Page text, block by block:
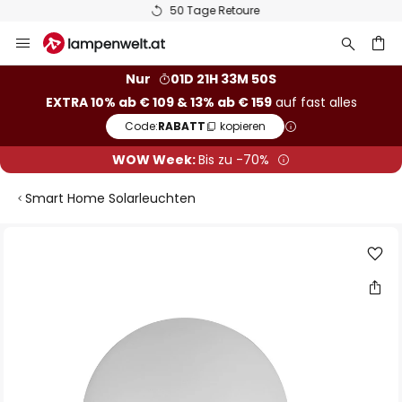
50 Tage Retoure
Inhalt
Nur
01D 21H 33M 50S
EXTRA 10% ab € 109 & 13% ab € 159auf fast alles
Code:RABATT kopieren
WOW Week:Bis zu -70%
Smart Home Solarleuchten